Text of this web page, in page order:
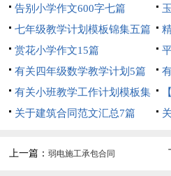
告别小学作文600字七篇
七年级教学计划模板锦集五篇
赏花小学作文15篇
有关四年级数学教学计划5篇
篇
有关小班教学工作计划模板集
合7篇
关于建筑合同范文汇总7篇
上一篇：弱电施工承包合同